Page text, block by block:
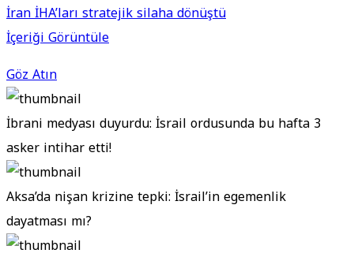
İran İHA’ları stratejik silaha dönüştü
İçeriği Görüntüle
Göz Atın
İbrani medyası duyurdu: İsrail ordusunda bu hafta 3
asker intihar etti!
Aksa’da nişan krizine tepki: İsrail’in egemenlik
dayatması mı?